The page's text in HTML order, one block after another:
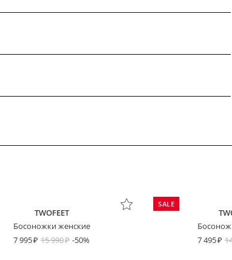
TWOFEET
Босоножки женские
7 995
15 990 -50%
SALE
7 495